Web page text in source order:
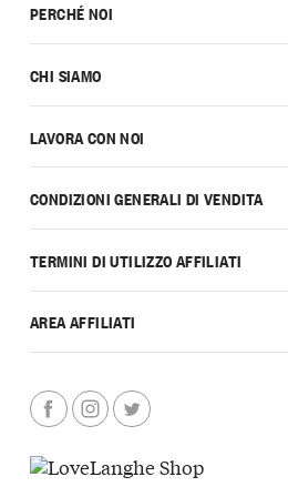
PERCHÉ NOI
CHI SIAMO
LAVORA CON NOI
CONDIZIONI GENERALI DI VENDITA
TERMINI DI UTILIZZO AFFILIATI
AREA AFFILIATI